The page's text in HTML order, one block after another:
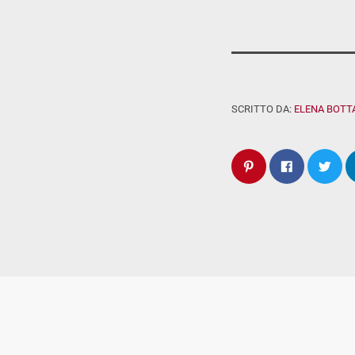
SCRITTO DA: ELENA